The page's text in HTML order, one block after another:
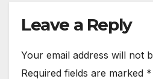
Leave a Reply
Your email address will not
Required fields are marked *